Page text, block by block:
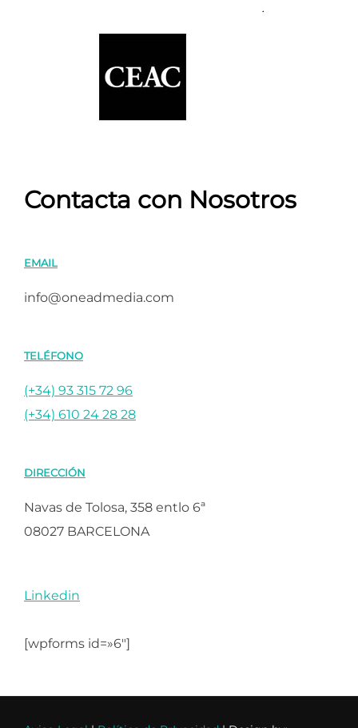
Contacta con Nosotros
EMAIL
info@oneadmedia.com
TELÉFONO
(+34) 93 315 72 96
(+34) 610 24 28 28
DIRECCIÓN
Navas de Tolosa, 358 entlo 6ª
08027 BARCELONA
Linkedin
[wpforms id=»6″]